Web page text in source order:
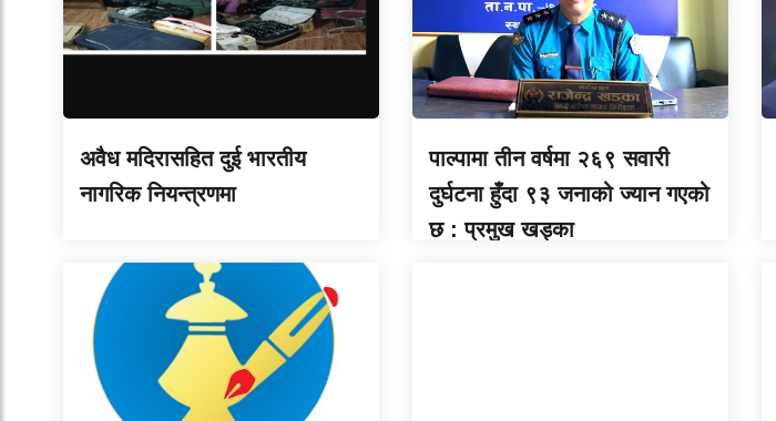
अवैध मदिरासहित दुई भारतीय
नागरिक नियन्त्रणमा
पाल्पामा तीन वर्षमा २६९ सवारी
दुर्घटना हुँदा ९३ जनाको ज्यान गएको
छ : प्रमुख खड्का